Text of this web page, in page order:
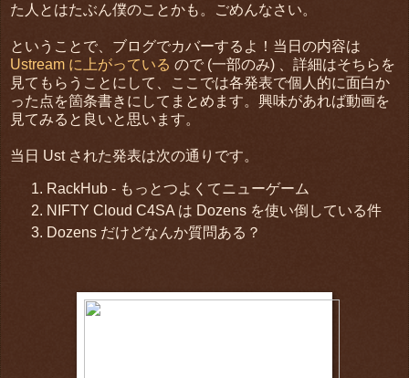
た人とはたぶん僕のことかも。ごめんなさい。
ということで、ブログでカバーするよ！当日の内容は
Ustream に上がっている ので (一部のみ) 、詳細はそちらを
見てもらうことにして、ここでは各発表で個人的に面白か
った点を箇条書きにしてまとめます。興味があれば動画を
見てみると良いと思います。
当日 Ust された発表は次の通りです。
RackHub - もっとつよくてニューゲーム
NIFTY Cloud C4SA は Dozens を使い倒している件
Dozens だけどなんか質問ある？